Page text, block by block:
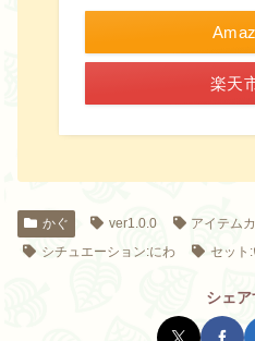
楽天
かぐ ver1.0.0
アイテム
シチュエーション:にわ
セット:
シェア